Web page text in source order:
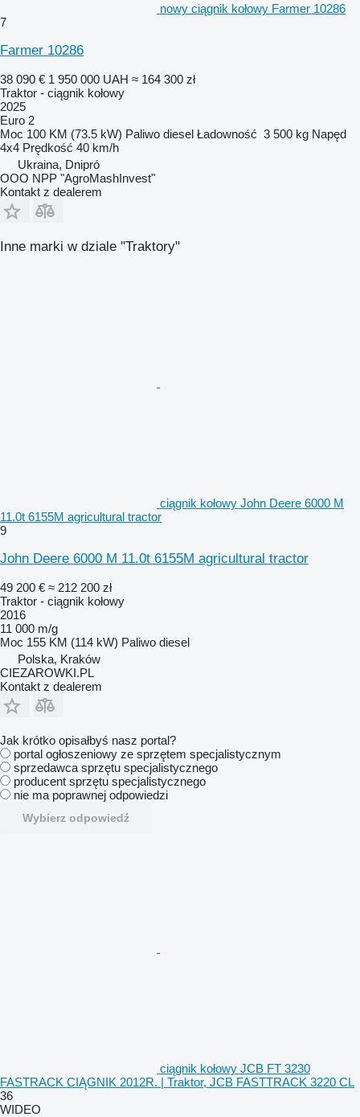
nowy ciągnik kołowy Farmer 10286
7
Farmer 10286
38 090 € 1 950 000 UAH ≈ 164 300 zł
Traktor - ciągnik kołowy
2025
Euro 2
Moc 100 KM (73.5 kW) Paliwo diesel Ładowność 3 500 kg Napęd
4x4 Prędkość 40 km/h
Ukraina, Dnipró
OOO NPP "AgroMashInvest"
Kontakt z dealerem
Inne marki w dziale "Traktory"
ciągnik kołowy John Deere 6000 M
11.0t 6155M agricultural tractor
9
John Deere 6000 M 11.0t 6155M agricultural tractor
49 200 € ≈ 212 200 zł
Traktor - ciągnik kołowy
2016
11 000 m/g
Moc 155 KM (114 kW) Paliwo diesel
Polska, Kraków
CIEZAROWKI.PL
Kontakt z dealerem
Jak krótko opisałbyś nasz portal?
portal ogłoszeniowy ze sprzętem specjalistycznym
sprzedawca sprzętu specjalistycznego
producent sprzętu specjalistycznego
nie ma poprawnej odpowiedzi
Wybierz odpowiedź
ciągnik kołowy JCB FT 3230
FASTRACK CIĄGNIK 2012R. | Traktor, JCB FASTTRACK 3220 CL
36
WIDEO